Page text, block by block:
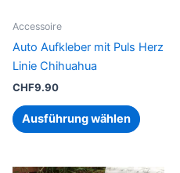
Accessoire
Auto Aufkleber mit Puls Herz
Linie Chihuahua
CHF9.90
Ausführung wählen
der
werden